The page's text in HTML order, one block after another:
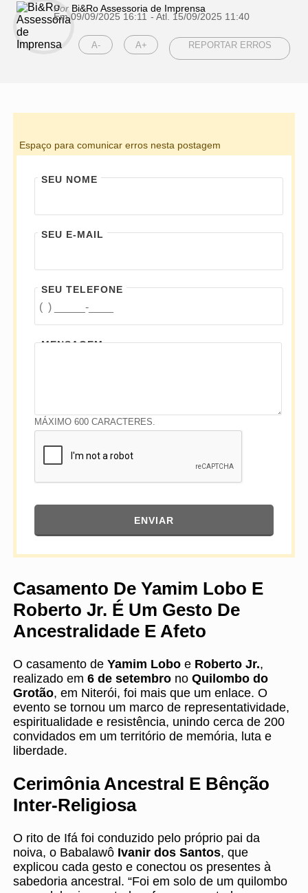
Por Bi&Ro Assessoria de Imprensa
Em 09/09/2025 16:11 - Atl. 15/09/2025 11:40
A- A+ REPORTAR ERROS
Espaço para comunicar erros nesta postagem
SEU NOME
SEU E-MAIL
SEU TELEFONE
MENSAGEM
MÁXIMO 600 CARACTERES.
ENVIAR
Casamento De Yamim Lobo E
Roberto Jr. É Um Gesto De
Ancestralidade E Afeto
O casamento de Yamim Lobo e Roberto Jr.,
realizado em 6 de setembro no Quilombo do
Grotão, em Niterói, foi mais que um enlace. O
evento se tornou um marco de representatividade,
espiritualidade e resistência, unindo cerca de 200
convidados em um território de memória, luta e
liberdade.
Cerimônia Ancestral E Bênção
Inter-Religiosa
O rito de Ifá foi conduzido pelo próprio pai da
noiva, o Babalawô Ivanir dos Santos, que
explicou cada gesto e conectou os presentes à
sabedoria ancestral. “Foi em solo de um quilombo